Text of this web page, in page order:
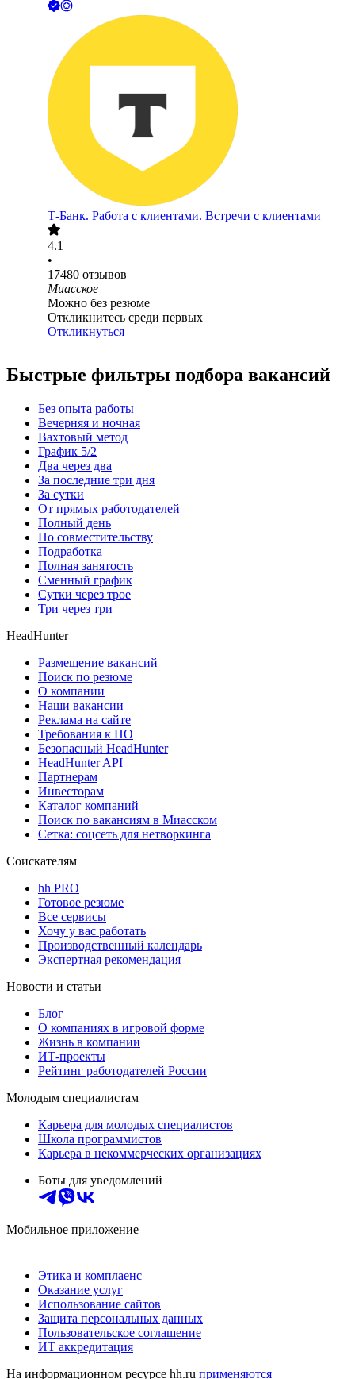
Т-Банк. Работа с клиентами. Встречи с клиентами
4.1
•
17480 отзывов
Миасское
Можно без резюме
Откликнитесь среди первых
Откликнуться
Быстрые фильтры подбора вакансий
Без опыта работы
Вечерняя и ночная
Вахтовый метод
График 5/2
Два через два
За последние три дня
За сутки
От прямых работодателей
Полный день
По совместительству
Подработка
Полная занятость
Сменный график
Сутки через трое
Три через три
HeadHunter
Размещение вакансий
Поиск по резюме
О компании
Наши вакансии
Реклама на сайте
Требования к ПО
Безопасный HeadHunter
HeadHunter API
Партнерам
Инвесторам
Каталог компаний
Поиск по вакансиям в Миасском
Сетка: соцсеть для нетворкинга
Соискателям
hh PRO
Готовое резюме
Все сервисы
Хочу у вас работать
Производственный календарь
Экспертная рекомендация
Новости и статьи
Блог
О компаниях в игровой форме
Жизнь в компании
ИТ-проекты
Рейтинг работодателей России
Молодым специалистам
Карьера для молодых специалистов
Школа программистов
Карьера в некоммерческих организациях
Боты для уведомлений
Мобильное приложение
Этика и комплаенс
Оказание услуг
Использование сайтов
Защита персональных данных
Пользовательское соглашение
ИТ аккредитация
На информационном ресурсе hh.ru применяются